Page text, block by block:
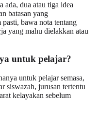
ada, dua atau tiga idea
batasan yang
bawa nota tentang
yang mahu dielakkan atau
untuk pelajar?
untuk pelajar semasa,
siswazah, jurusan tertentu
kelayakan sebelum